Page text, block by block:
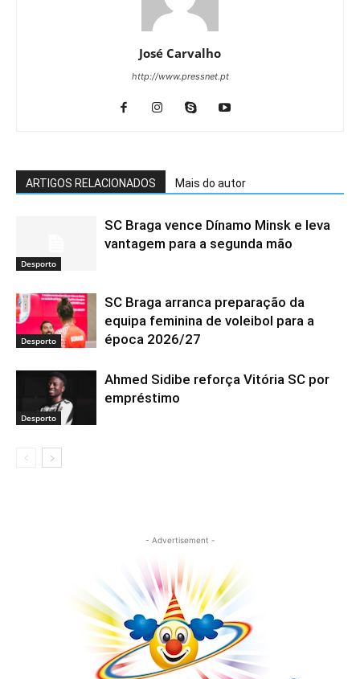
José Carvalho
http://www.pressnet.pt
ARTIGOS RELACIONADOS Mais do autor
Desporto
SC Braga vence Dínamo Minsk e leva
vantagem para a segunda mão
Desporto
SC Braga arranca preparação da
equipa feminina de voleibol para a
época 2026/27
Desporto
Ahmed Sidibe reforça Vitória SC por
empréstimo
- Advertisement -